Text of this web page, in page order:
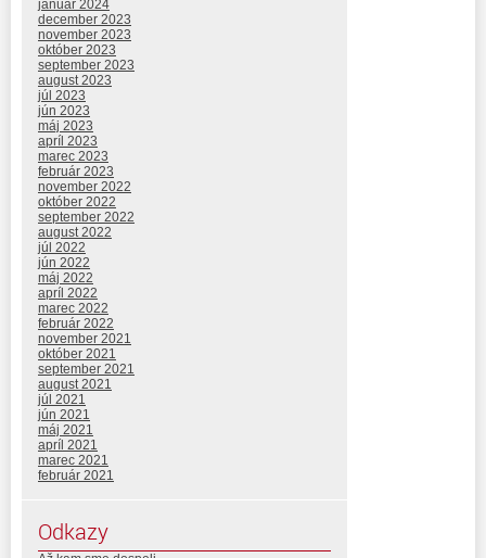
január 2024
december 2023
november 2023
október 2023
september 2023
august 2023
júl 2023
jún 2023
máj 2023
apríl 2023
marec 2023
február 2023
november 2022
október 2022
september 2022
august 2022
júl 2022
jún 2022
máj 2022
apríl 2022
marec 2022
február 2022
november 2021
október 2021
september 2021
august 2021
júl 2021
jún 2021
máj 2021
apríl 2021
marec 2021
február 2021
Odkazy